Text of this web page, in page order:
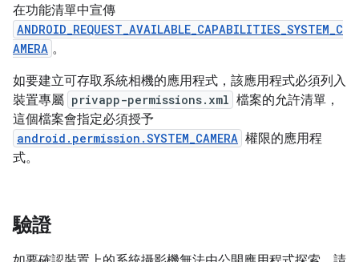
在功能清單中宣傳
ANDROID_REQUEST_AVAILABLE_CAPABILITIES_SYSTEM_C
AMERA 。
如要建立可存取系統相機的應用程式，該應用程式必須列入
裝置專屬 privapp-permissions.xml 檔案的允許清單，
這個檔案會指定必須授予
android.permission.SYSTEM_CAMERA 權限的應用程
式。
驗證